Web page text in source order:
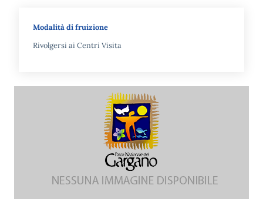
Modalità di fruizione
Rivolgersi ai Centri Visita